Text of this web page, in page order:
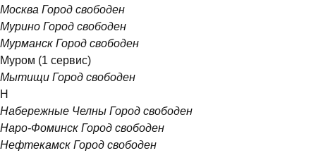
Москва Город свободен
Мурино Город свободен
Мурманск Город свободен
Муром (1 сервис)
Мытищи Город свободен
Н
Набережные Челны Город свободен
Наро-Фоминск Город свободен
Нефтекамск Город свободен